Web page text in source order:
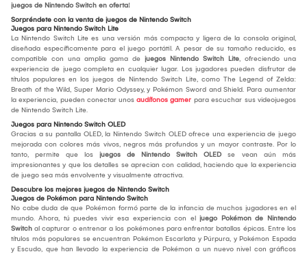
juegos de Nintendo Switch en oferta!
Sorpréndete con la venta de juegos de Nintendo Switch
Juegos para Nintendo Switch Lite
La Nintendo Switch Lite es una versión más compacta y ligera de la consola original,
diseñada específicamente para el juego portátil. A pesar de su tamaño reducido, es
compatible con una amplia gama de juegos Nintendo Switch Lite, ofreciendo una
experiencia de juego completa en cualquier lugar. Los jugadores pueden disfrutar de
títulos populares en los juegos de Nintendo Switch Lite, como The Legend of Zelda:
Breath of the Wild, Super Mario Odyssey, y Pokémon Sword and Shield. Para aumentar
la experiencia, pueden conectar unos audífonos gamer para escuchar sus videojuegos
de Nintendo Switch Lite.
Juegos para Nintendo Switch OLED
Gracias a su pantalla OLED, la Nintendo Switch OLED ofrece una experiencia de juego
mejorada con colores más vivos, negros más profundos y un mayor contraste. Por lo
tanto, permite que los juegos de Nintendo Switch OLED se vean aún más
impresionantes y que los detalles se aprecian con calidad, haciendo que la experiencia
de juego sea más envolvente y visualmente atractiva.
Descubre los mejores juegos de Nintendo Switch
Juegos de Pokémon para Nintendo Switch
No cabe duda de que Pokémon formó parte de la infancia de muchos jugadores en el
mundo. Ahora, tú puedes vivir esa experiencia con el juego Pokémon de Nintendo
Switch al capturar o entrenar a los pokémones para enfrentar batallas épicas. Entre los
títulos más populares se encuentran Pokémon Escarlata y Púrpura, y Pokémon Espada
y Escudo, que han llevado la experiencia de Pokémon a un nuevo nivel con gráficos